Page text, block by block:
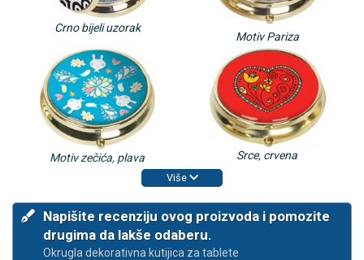
Crno bijeli uzorak
Motiv Pariza
Motiv zečića, plava Srce, crvena
Više
Napišite recenziju ovog proizvoda i pomozite
drugima da lakše odaberu.
Okrugla dekorativna kutijica za tablete